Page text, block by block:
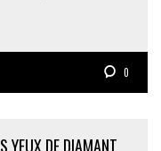
0
YEUX DE DIAMANT